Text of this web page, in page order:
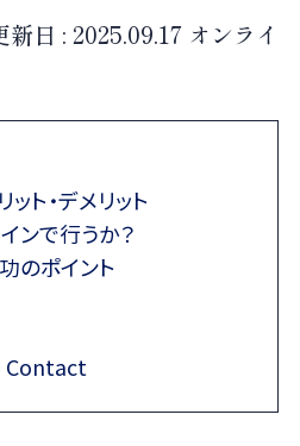
新日 : 2025.09.17 オンライ
ト・デメリット
ンで行うか？
のポイント
Contact